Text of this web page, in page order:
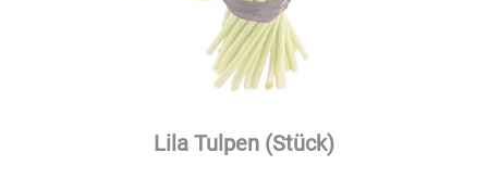
Lila Tulpen (Stück)